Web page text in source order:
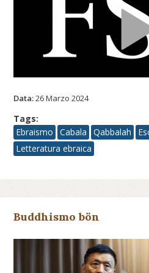
Data:26 Marzo 2024
Tags:
Ebraismo
Cabala Qabbalah
Letteratura ebraica
Buddhismo bön